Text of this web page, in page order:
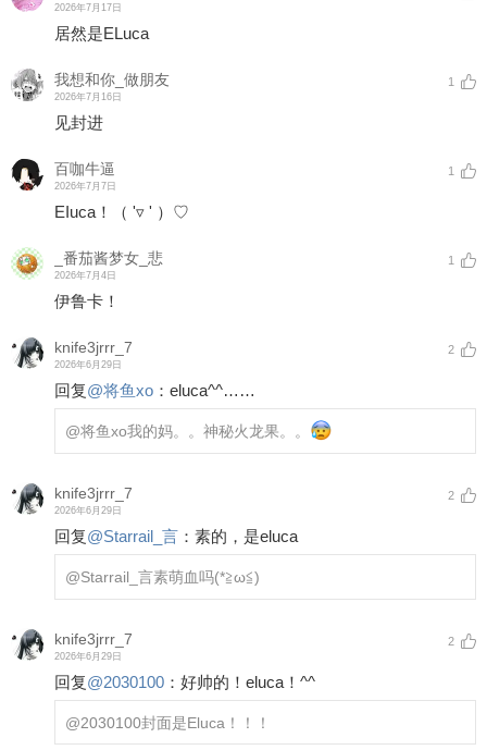
2026年7月17日
居然是ELuca
我想和你_做朋友
2026年7月16日
1
见封进
百咖牛逼
2026年7月7日
1
EIuca！（ '▿ ' ）♡
_番茄酱梦女_悲
2026年7月4日
1
伊鲁卡！
knife3jrrr_7
2026年6月29日
2
回复@将鱼xo ： eluca^^……
@将鱼xo我的妈。。神秘火龙果。。
knife3jrrr_7
2026年6月29日
2
回复@Starrail_言 ： 素的，是eluca
@Starrail_言素萌血吗(*≧ω≦)
knife3jrrr_7
2026年6月29日
2
回复@2030100 ： 好帅的！eluca！^^
@2030100封面是Eluca！！！